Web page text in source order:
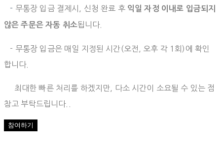
- 무통장 입금 결제시, 신청 완료 후 익일 자정 이내로 입금되지
않은 주문은 자동 취소됩니다.
- 무통장 입금은 매일 지정된 시간(오전, 오후 각 1회)에 확인
합니다.
최대한 빠른 처리를 하겠지만, 다소 시간이 소요될 수 있는 점
참고 부탁드립니다..